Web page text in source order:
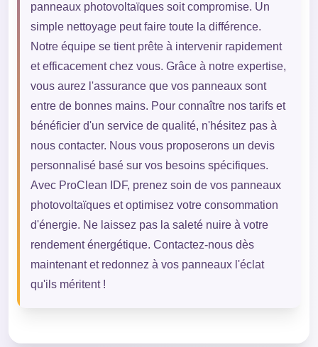
panneaux photovoltaïques soit compromise. Un
simple nettoyage peut faire toute la différence.
Notre équipe se tient prête à intervenir rapidement
et efficacement chez vous. Grâce à notre expertise,
vous aurez l'assurance que vos panneaux sont
entre de bonnes mains. Pour connaître nos tarifs et
bénéficier d'un service de qualité, n'hésitez pas à
nous contacter. Nous vous proposerons un devis
personnalisé basé sur vos besoins spécifiques.
Avec ProClean IDF, prenez soin de vos panneaux
photovoltaïques et optimisez votre consommation
d'énergie. Ne laissez pas la saleté nuire à votre
rendement énergétique. Contactez-nous dès
maintenant et redonnez à vos panneaux l'éclat
qu'ils méritent !